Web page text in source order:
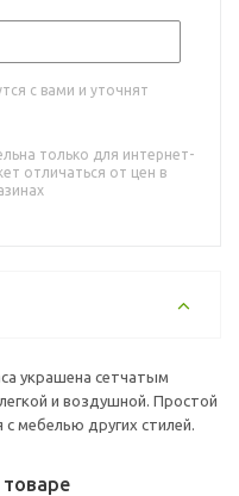
с вами и уточнят
только для интернет-
отличаться от цен в
украшена сетчатым
и воздушной. Простой
мебелью других стилей.